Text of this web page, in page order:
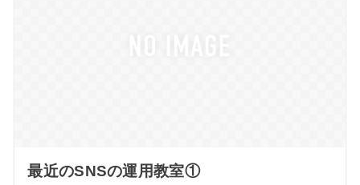
最近のSNSの運用教室①